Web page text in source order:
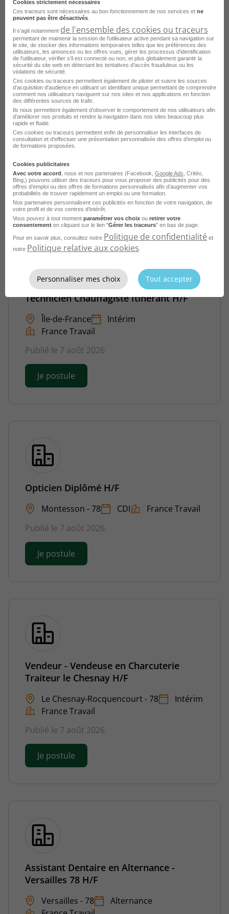
Je postule
Magasinier - Livreur H/F
Île-de-France CDI
France Travail
Publié le 7 août 2026
Je postule
Technicien Chauffagiste Itinérant H/F
Île-de-France
Intérim
France Travail
Publié le 7 août 2026
Je postule
Opticien Diplômé H/F
Montesson - 78 CDI
France Travail
Publié le 7 août 2026
Je postule
Vendeur - Vendeuse en Charcuterie
Traiteur le Chesnay H/F
Le Chesnay-Rocquencourt - 78
Intérim
France Travail
Publié le 7 août 2026
Je postule
Assistant Dentaire en Alternance -
Versailles 78 H/F
Versailles - 78
Alternance
Cookies strictement nécessaires
Ces traceurs sont nécessaires au bon fonctionnement de nos services et ne
peuvent pas être désactivés
Il s'agit notamment de l'ensemble des cookies ou traceurs
permettant de maintenir la session de l'utilisateur active pendant sa navigation sur
le site, de stocker des informations temporaires telles que les préférences des
utilisateurs, les annonces ou les offres vues, gérer les processus d'identification
de l'utilisateur, vérifier s'il est connecté ou non, et plus globalement garantir la
sécurité du site web en détectant les tentatives d'accès frauduleux ou les
violations de sécurité.
Ces cookies ou traceurs permettent également de piloter et suivre les sources
d'acquisition d'audience en utilisant un identifiant unique permettant de comprendre
comment nos utilisateurs naviguent sur nos sites et nos applications en fonction
des différentes sources de trafic.
Ils nous permettent également d’observer le comportement de nos utilisateurs afin
d'améliorer nos produits et rendre la navigation dans nos sites beaucoup plus
rapide et fluide.
Ces cookies ou traceurs permettent enfin de personnaliser les interfaces de
consultation et d'effectuer une présentation personnalisée des offres d'emploi ou
de formations proposées.
Cookies publicitaires
Avec votre accord , nous et nos partenaires (Facebook, Google Ads , Critéo,
Bing,) pouvons utiliser des traceurs pour vous proposer des publicités pour des
offres d’emploi ou des offres de formations personnalisés afin d’augmenter vos
probabilités de trouver rapidement un emploi ou une formation.
Nos partenaires personnalisent ces publicités en fonction de votre navigation, de
votre profil et de vos centres d’intérêt.
Vous pouvez à tout moment paramétrer vos choix ou retirer votre
consentement en cliquant sur le lien "Gérer les traceurs" en bas de page.
Pour en savoir plus, consultez notre Politique de confidentialité et
notre Politique relative aux cookies
Personnaliser mes choix Tout accepter